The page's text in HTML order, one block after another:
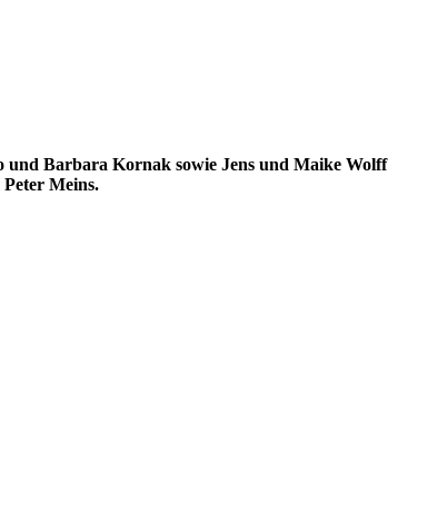
und Barbara Kornak sowie Jens und Maike Wolff
Meins.